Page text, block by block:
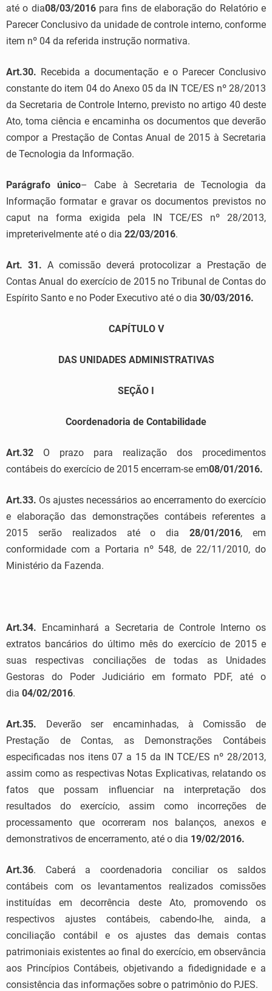
até o dia08/03/2016para fins de elaboração do Relatório e
Parecer Conclusivo da unidade de controle interno, conforme
item nº 04 da referida instrução normativa.
Art.30. Recebida a documentação e o Parecer Conclusivo
constante do item 04 do Anexo 05 da IN TCE/ES nº 28/2013
da Secretaria de Controle Interno, previsto no artigo 40 deste
Ato, toma ciência e encaminha os documentos que deverão
compor a Prestação de Contas Anual de 2015 à Secretaria
de Tecnologia da Informação.
Parágrafo único– Cabe à Secretaria de Tecnologia da
Informação formatar e gravar os documentos previstos no
caput na forma exigida pela IN TCE/ES nº 28/2013,
impreterivelmente até o dia 22/03/2016.
Art. 31. A comissão deverá protocolizar a Prestação de
Contas Anual do exercício de 2015 no Tribunal de Contas do
Espírito Santo e no Poder Executivo até o dia 30/03/2016.
CAPÍTULO V
DAS UNIDADES ADMINISTRATIVAS
SEÇÃO I
Coordenadoria de Contabilidade
Art.32 O prazo para realização dos procedimentos
contábeis do exercício de 2015 encerram-se em08/01/2016.
Art.33. Os ajustes necessários ao encerramento do exercício
e elaboração das demonstrações contábeis referentes a
2015 serão realizados até o dia28/01/2016, em
conformidade com a Portaria nº 548, de 22/11/2010, do
Ministério da Fazenda.
Art.34. Encaminhará a Secretaria de Controle Interno os
extratos bancários do último mês do exercício de 2015 e
suas respectivas conciliações de todas as Unidades
Gestoras do Poder Judiciário em formato PDF, até o
dia 04/02/2016.
Art.35. Deverão ser encaminhadas, à Comissão de
Prestação de Contas, as Demonstrações Contábeis
especificadas nos itens 07 a 15 da IN TCE/ES nº 28/2013,
assim como as respectivas Notas Explicativas, relatando os
fatos que possam influenciar na interpretação dos
resultados do exercício, assim como incorreções de
processamento que ocorreram nos balanços, anexos e
demonstrativos de encerramento, até o dia 19/02/2016.
Art.36. Caberá a coordenadoria conciliar os saldos
contábeis com os levantamentos realizados comissões
instituídas em decorrência deste Ato, promovendo os
respectivos ajustes contábeis, cabendo-lhe, ainda, a
conciliação contábil e os ajustes das demais contas
patrimoniais existentes ao final do exercício, em observância
aos Princípios Contábeis, objetivando a fidedignidade e a
consistência das informações sobre o patrimônio do PJES.